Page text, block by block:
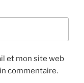
et mon site web
commentaire.